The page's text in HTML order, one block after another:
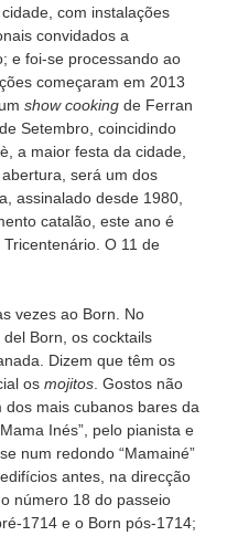
com instalações
convidados a
e foi-se processando ao
começaram em 2013
show cooking de Ferran
Setembro, coincidindo
a maior festa da cidade,
será um dos
assinalado desde 1980,
catalão, este ano é
O 11 de
vezes ao Born. No
Born, os cocktails
Dizem que têm os
os mojitos. Gostos não
mais cubanos bares da
Inés”, pelo pianista e
num redondo “Mamainé”
antes, na direcção
número 18 do passeio
1714 e o Born pós-1714;